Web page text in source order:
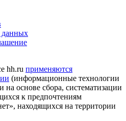
данных
hh.ru применяются
(информационные технологии
основе сбора, систематизации
к предпочтениям
находящихся на территории